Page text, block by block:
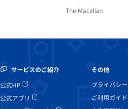
The Macallan
サービスのご紹介
公式HP
公式アプリ
その他
プライバシ
ご利用ガイド